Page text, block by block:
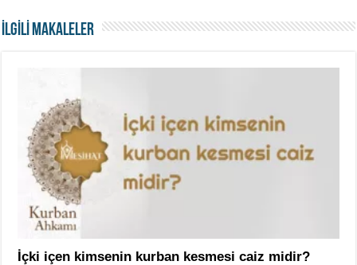
İLGİLİ MAKALELER
İçki içen kimsenin kurban kesmesi caiz midir?